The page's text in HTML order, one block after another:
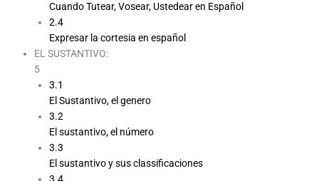
Cuando Tutear, Vosear, Ustedear en Español
2.4
Expresar la cortesia en español
EL SUSTANTIVO:
5
3.1
El Sustantivo, el genero
3.2
El sustantivo, el número
3.3
El sustantivo y sus classificaciones